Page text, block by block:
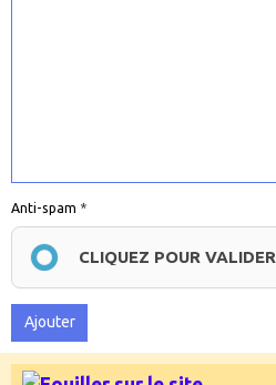
Anti-spam
CLIQUEZ POUR VALIDER
Ajouter